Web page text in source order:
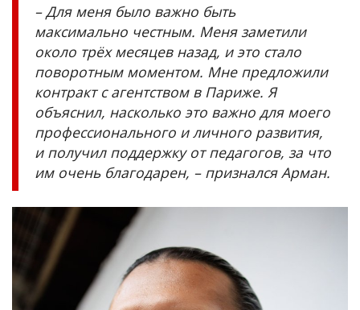
– Для меня было важно быть
максимально честным. Меня заметили
около трёх месяцев назад, и это стало
поворотным моментом. Мне предложили
контракт с агентством в Париже. Я
объяснил, насколько это важно для моего
профессионального и личного развития,
и получил поддержку от педагогов, за что
им очень благодарен, – признался Арман.